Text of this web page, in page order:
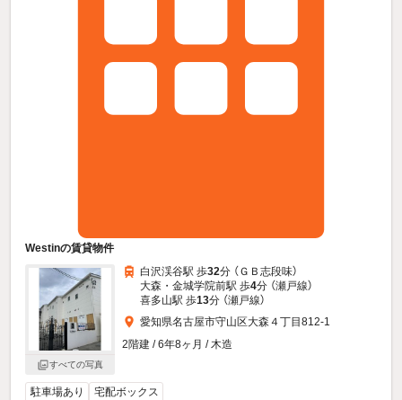
Westinの賃貸物件
すべての写真
白沢渓谷駅 歩32分 （ＧＢ志段味）
大森・金城学院前駅 歩4分 （瀬戸線）
喜多山駅 歩13分 （瀬戸線）
愛知県名古屋市守山区大森４丁目812-1
2階建 / 6年8ヶ月 / 木造
駐車場あり 宅配ボックス